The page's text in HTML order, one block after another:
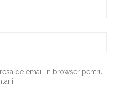
de email in browser pentru